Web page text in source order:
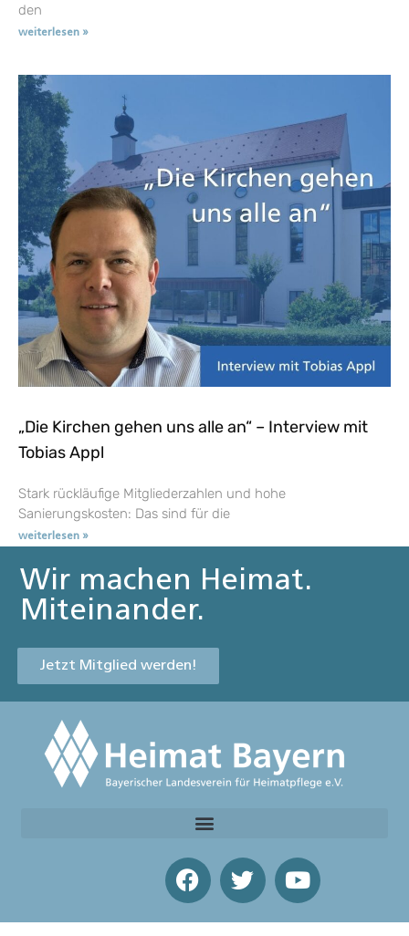
den
weiterlesen »
„Die Kirchen gehen uns alle an“ – Interview mit
Tobias Appl
Stark rückläufige Mitgliederzahlen und hohe
Sanierungskosten: Das sind für die
weiterlesen »
Wir machen Heimat.
Miteinander.
Jetzt Mitglied werden!